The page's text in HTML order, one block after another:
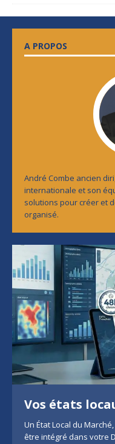
A PROPOS
André Combe ancien
internationale et son
solutions pour créer et
organisé.
Vos états
Un État Local du
être intégré dans votre